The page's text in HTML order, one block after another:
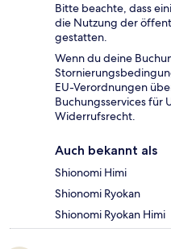
Bitte beachte, dass
die Nutzung der
gestatten.
Wenn du deine
EU-Verordnungen
Buchungsservices für
Widerrufsrecht.
Auch bekannt als
Shionomi Himi
Shionomi Ryokan
Shionomi Ryokan Himi